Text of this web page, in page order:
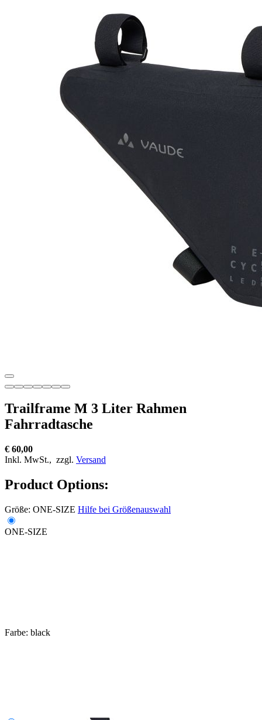
Trailframe M 3 Liter Rahmen
Fahrradtasche
€ 60,00
Inkl. MwSt., zzgl. Versand
Product Options:
Größe: ONE-SIZE Hilfe bei Größenauswahl
ONE-SIZE
Farbe: black